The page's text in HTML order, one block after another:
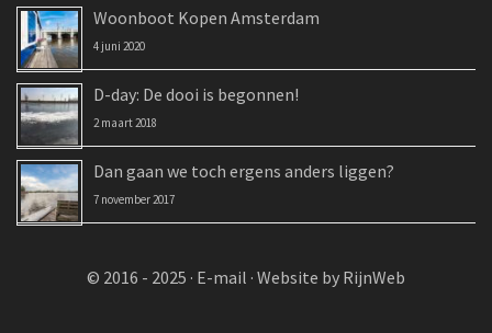
Woonboot Kopen Amsterdam
4 juni 2020
D-day: De dooi is begonnen!
2 maart 2018
Dan gaan we toch ergens anders liggen?
7 november 2017
© 2016 - 2025 · E-mail · Website by RijnWeb